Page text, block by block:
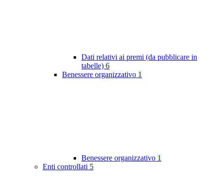
Dati relativi ai premi (da pubblicare in
tabelle) 6
Benessere organizzativo 1
Benessere organizzativo 1
Enti controllati 5